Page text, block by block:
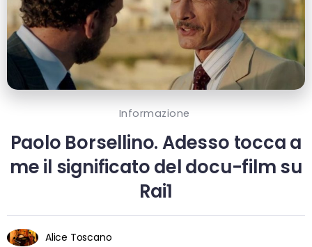
Informazione
Paolo Borsellino. Adesso tocca a
me il significato del docu-film su
Rai1
Alice Toscano